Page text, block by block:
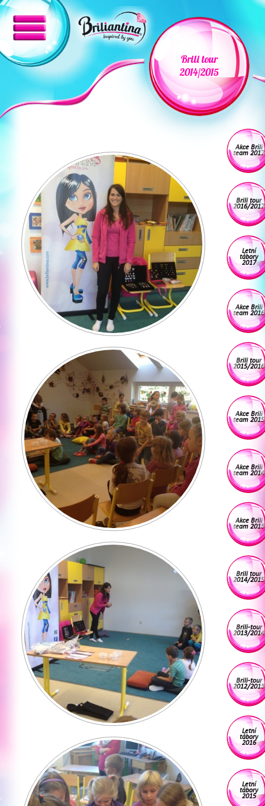
Brili tour
2014/2015
Akce Brili
team 2017
Brili tour
2016/2017
Letní
tábory
2017
Akce Brili
team 2016
Brili tour
2015/2016
Akce Brili
team 2015
Akce Brili
team 2014
Akce Brili
team 2013
Brili tour
2014/2015
Brili-tour
2013/2014
Brili-tour
2012/2013
Letní
tábory
2016
Letní
tábory
2015